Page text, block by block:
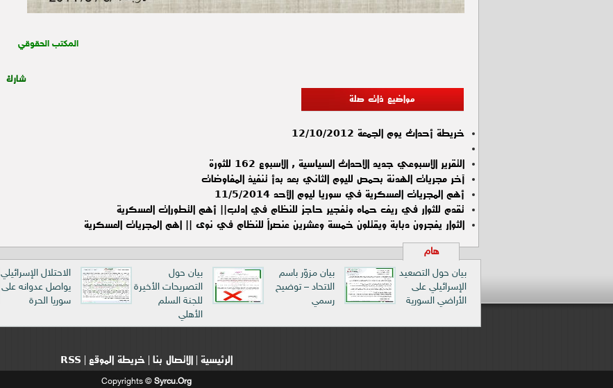
المكتب الحقوقي
شارك
مواضيع ذات صلة
خريطة أحداث يوم الجمعة 12/10/2012
التقرير الاسبوعي جديد الاحداث السياسية , الاسبوع 162 للثورة
آخر مجريات الهدنة بحمص لليوم الثاني بعد بدأ تنفيذ المفاوضات
أهم المجريات العسكرية في سوريا ليوم الأحد 11/5/2014
تقدم للثوار في ريف حماه وتفجير حاجز للنظام في ادلب|| أهم التطورات العسكرية
الثوار يفجرون دبابة ويقتلون خمسة وعشرين عنصراً للنظام في نوى || اهم المجريات العسكرية
هام
بيان حول التصعيد
الإسرائيلي على
الأراضي السورية
بيان مزوّر باسم
الاتحاد – توضيح
رسمي
بيان حول
التصريحات الأخيرة
للجنة السلم
الأهلي
الاحتلال الإسرائيلي
يواصل عدوانه على
سوريا الحرة
الرئيسية الاتصال بنا خريطة الموقع RSS
Copyrights © Syrcu.Org